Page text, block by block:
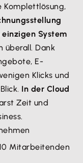
Komplettlösung,
System
überall. Dank
E-
Klicks und
In der Cloud
Zeit und
Mitarbeitenden